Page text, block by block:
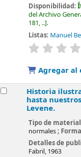
Disponibilidad:
del Archivo
181, .. .
Listas: Manuel
valoración
Agregar al
Historia
hasta
Levene.
Tipo de
normales;
Detalles de
Fabril, 1963